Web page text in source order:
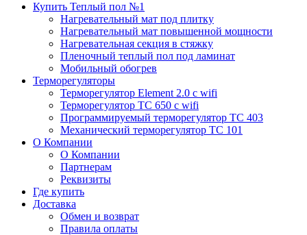
Купить Теплый пол №1
Нагревательный мат под плитку
Нагревательный мат повышенной мощности
Нагревательная секция в стяжку
Пленочный теплый пол под ламинат
Мобильный обогрев
Терморегуляторы
Терморегулятор Element 2.0 с wifi
Терморегулятор ТС 650 с wifi
Программируемый терморегулятор ТС 403
Механический терморегулятор ТС 101
О Компании
О Компании
Партнерам
Реквизиты
Где купить
Доставка
Обмен и возврат
Правила оплаты